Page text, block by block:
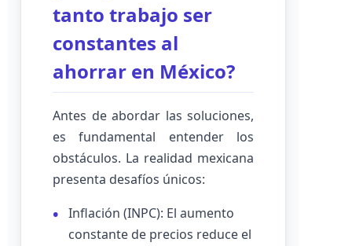
tanto trabajo ser
constantes al
ahorrar en México?
Antes de abordar las soluciones,
es fundamental entender los
obstáculos. La realidad mexicana
presenta desafíos únicos:
Inflación (INPC): El aumento
constante de precios reduce el